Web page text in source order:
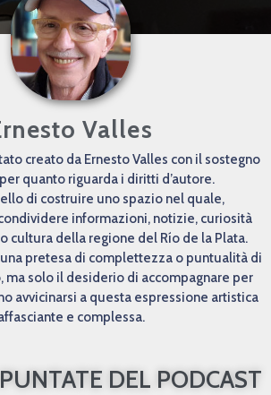
Valles
creato da Ernesto Valles con il sostegno
quanto riguarda i diritti d’autore.
di costruire uno spazio nel quale,
informazioni, notizie, curiosità
cultura della regione del Río de la Plata.
pretesa di complettezza o puntualità di
ma solo il desiderio di accompagnare per
avvicinarsi a questa espressione artistica
e complessa.
DEL PODCAST